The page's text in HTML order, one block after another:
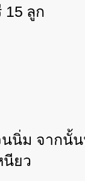
15 ลูก
นิ่ม จากนั้
นียว